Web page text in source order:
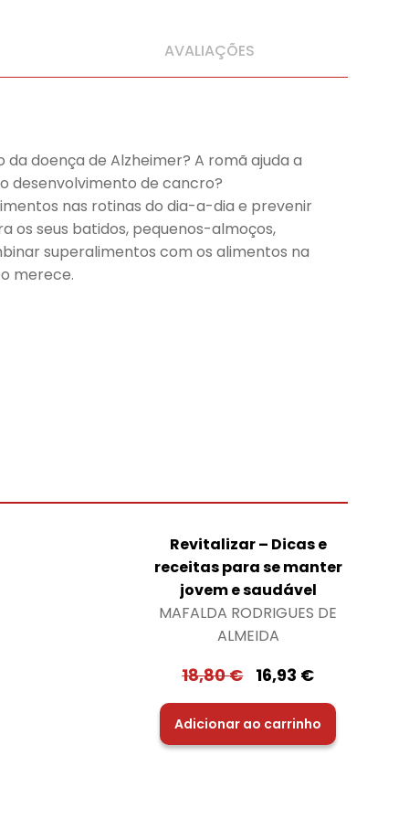
AVALIAÇÕES
doença de Alzheimer? A romã ajuda a
desenvolvimento de cancro?
nas rotinas do dia-a-dia e prevenir
os seus batidos, pequenos-almoços,
superalimentos com os alimentos na
merece.
Revitalizar – Dicas e
receitas para se manter
jovem e saudável
MAFALDA RODRIGUES DE
ALMEIDA
18,80€ 16,93 €
Adicionar ao carrinho